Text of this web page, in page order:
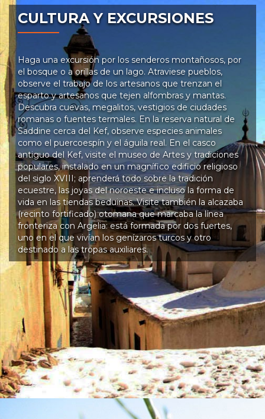
CULTURA Y EXCURSIONES
Haga una excursión por los senderos montañosos, por
el bosque o a orillas de un lago. Atraviese pueblos,
observe el trabajo de los artesanos que trenzan el
esparto y artesanos que tejen alfombras y mantas.
Descubra cuevas, megalitos, vestigios de ciudades
romanas o fuentes termales. En la reserva natural de
Saddine cerca del Kef, observe especies animales
como el puercoespín y el águila real. En el casco
antiguo del Kef, visite el museo de Artes y tradiciones
populares, instalado en un magnífico edificio religioso
del siglo XVIII; aprenderá todo sobre la tradición
ecuestre, las joyas del noroeste e incluso la forma de
vida en las tiendas beduinas. Visite también la alcazaba
(recinto fortificado) otomana que marcaba la línea
fronteriza con Argelia: está formada por dos fuertes,
uno en el que vivían los genízaros turcos y otro
destinado a las tropas auxiliares.